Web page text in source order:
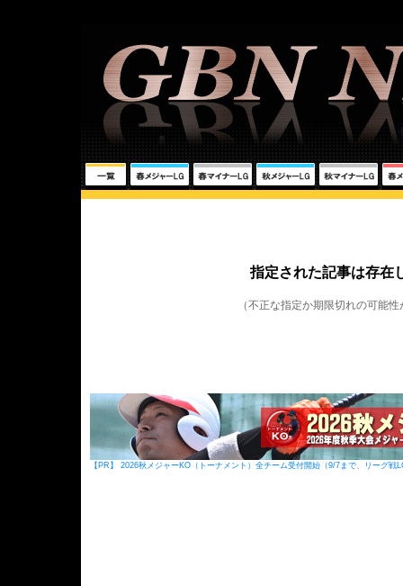
指定された記事は存在
（不正な指定か期限切れの可能
【PR】 2026秋メジャーKO（トーナメント）全チーム受付開始（9/7まで、リーグ戦